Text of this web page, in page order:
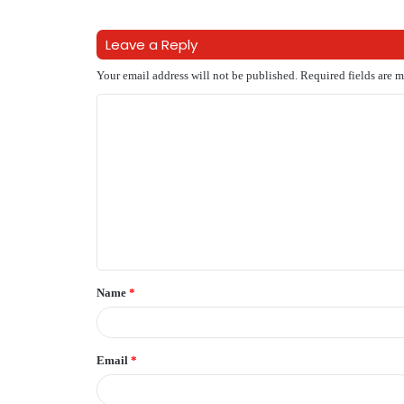
Leave a Reply
Your email address will not be published. Required fields are
t
*
Name *
Email *